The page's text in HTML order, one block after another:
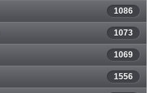
1086
1073
1069
1556